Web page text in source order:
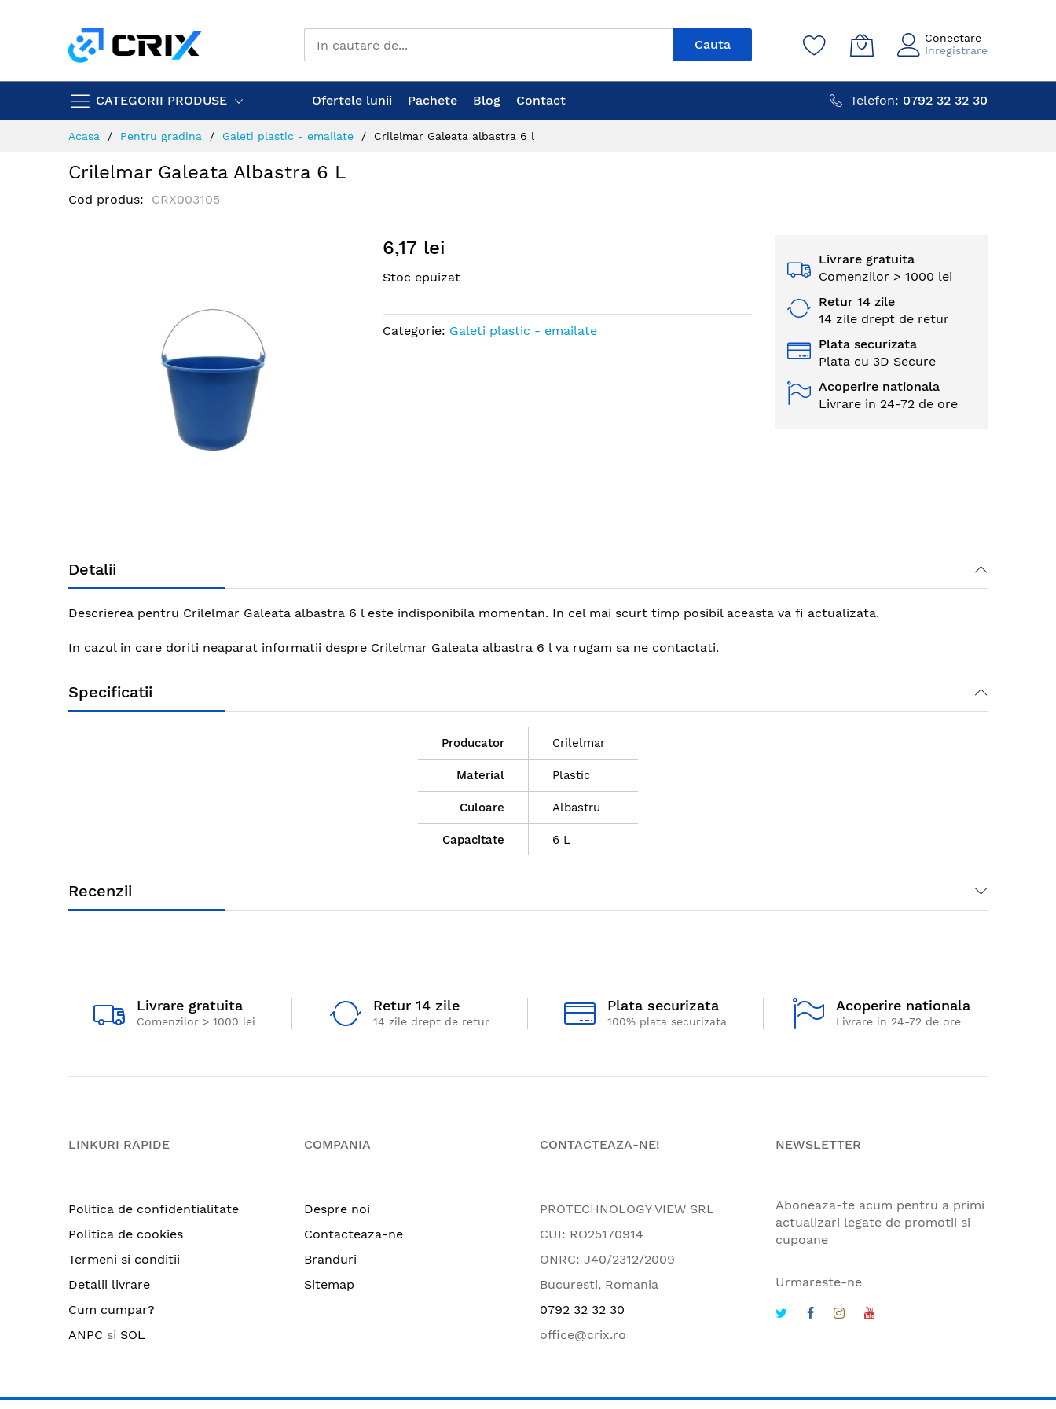
CATEGORII PRODUSE
Cauta
Conectare
Inregistrare
Ofertele lunii Pachete Blog Contact Telefon: 0792 32 32 30
Acasa Pentru gradina Galeti plastic - emailate Crilelmar Galeata albastra 6 l
Crilelmar Galeata Albastra 6 L
Cod produs CRX003105
the
beginning
the
gallery
6,17 lei
Stoc epuizat
Categorie: Galeti plastic - emailate
Livrare gratuita
Comenzilor > 1000 lei
Retur 14 zile
14 zile drept de retur
Plata securizata
Plata cu 3D Secure
Acoperire nationala
Livrare in 24-72 de ore
Detalii
Descrierea pentru Crilelmar Galeata albastra 6 l este indisponibila momentan. In cel mai scurt timp posibil aceasta va fi actualizata.
In cazul in care doriti neaparat informatii despre Crilelmar Galeata albastra 6 l va rugam sa ne contactati.
Specificatii
Producator Crilelmar
Material Plastic
Culoare Albastru
Capacitate 6 L
Recenzii
Livrare gratuita
Comenzilor > 1000 lei
Retur 14 zile
14 zile drept de retur
Plata securizata
100% plata securizata
Acoperire nationala
Livrare in 24-72 de ore
LINKURI RAPIDE
Politica de confidentialitate
Politica de cookies
Termeni si conditii
Detalii livrare
Cum cumpar?
ANPC si SOL
COMPANIA
Despre noi
Contacteaza-ne
Branduri
Sitemap
CONTACTEAZA-NE!
PROTECHNOLOGY VIEW SRL
CUI: RO25170914
ONRC: J40/2312/2009
Bucuresti, Romania
0792 32 32 30
office@crix.ro
NEWSLETTER
Aboneaza-te acum pentru a primi
actualizari legate de promotii si
cupoane
Urmareste-ne